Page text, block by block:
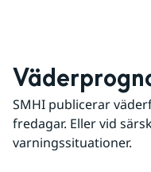
SMHI publicerar
fredagar. Eller vid
varningssituationer.